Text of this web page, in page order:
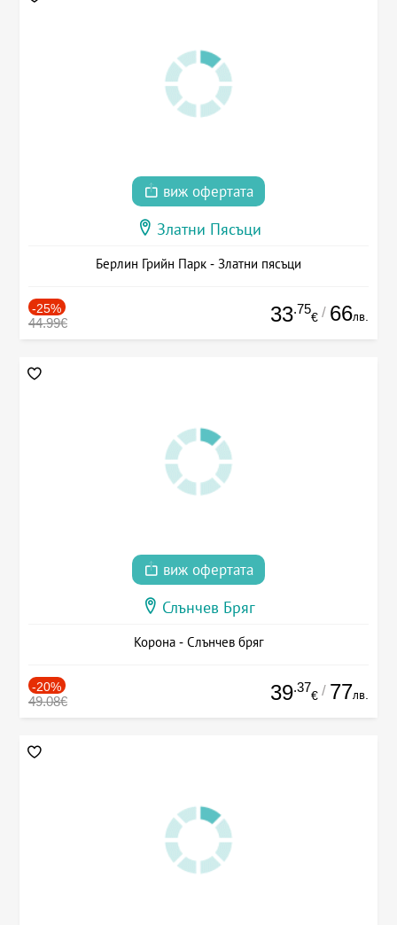
виж офертата
Златни Пясъци
Берлин Грийн Парк - Златни пясъци
-25%
44.99€ 33.75
€ / 66лв.
виж офертата
Слънчев Бряг
Корона - Слънчев бряг
-20%
49.08€ 39.37
€ / 77лв.